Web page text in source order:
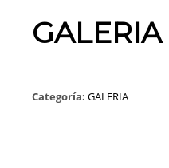
GALERIA
Categoría: GALERIA